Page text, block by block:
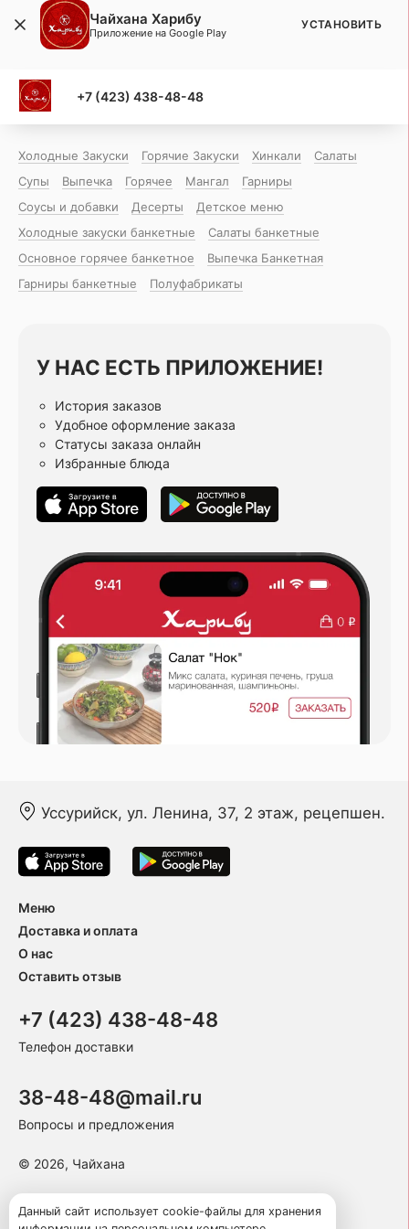
+7 (423) 438-48-48
Холодные Закуски Горячие Закуски Хинкали
Салаты
Супы
Выпечка Горячее Мангал
Гарниры
Соусы и добавки
Десерты
Детское меню
Холодные закуски банкетные
Салаты банкетные
Основное горячее банкетное
Выпечка Банкетная
Гарниры банкетные
Полуфабрикаты
У НАС ЕСТЬ ПРИЛОЖЕНИЕ!
История заказов
Удобное оформление заказа
Статусы заказа онлайн
Избранные блюда
Уссурийск, ул. Ленина, 37, 2 этаж, рецепшен.
Меню
Доставка и оплата
О нас
Оставить отзыв
+7 (423) 438-48-48
Телефон доставки
38-48-48@mail.ru
Вопросы и предложения
© 2026, Чайхана
Пользовательское соглашение
Данный сайт использует cookie-файлы для хранения
Чайхана Харибу
Приложение на Google Play
УСТАНОВИТЬ